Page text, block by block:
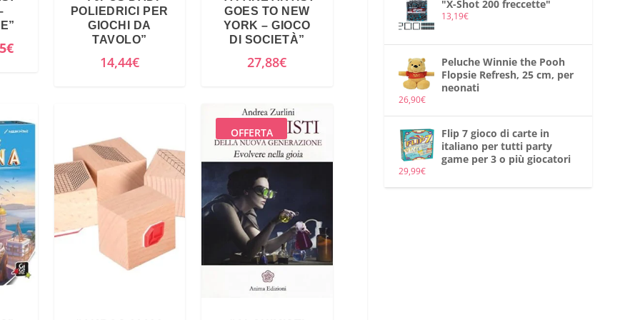
€I
e
z
z
o
a
t
t
u
a
POLIEDRICI PER
GIOCHI DA
TAVOLO”
14,44€
GOES TO NEW
YORK – GIOCO
DI SOCIETÀ”
27,88€
OFFERTA
"X-Shot 200 freccette"
13,19€
Peluche Winnie the Pooh
Flopsie Refresh, 25 cm, per
neonati
26,90€
Flip 7 gioco di carte in
italiano per tutti party
game per 3 o più giocatori
29,99€